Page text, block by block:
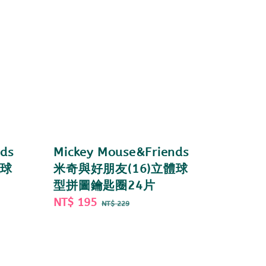
Mickey Mouse&Friends
米奇與好朋友(16)立體球
型拼圖鑰匙圈24片
Sale
NT$ 195 Regular
NT$ 229